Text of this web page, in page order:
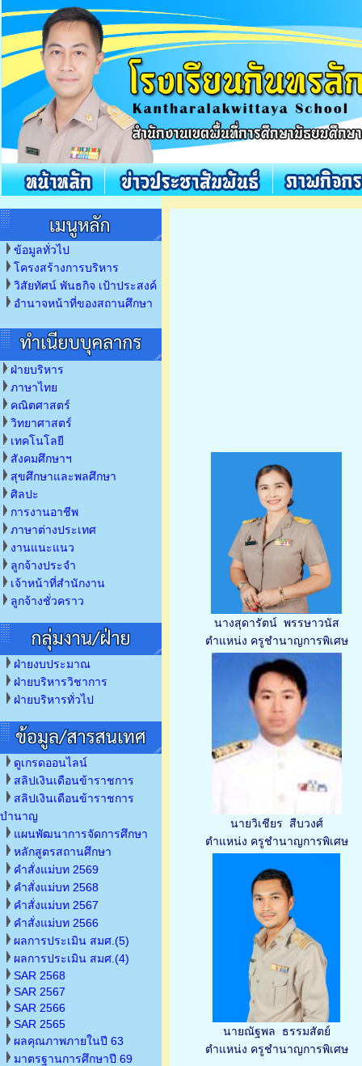
ข้อมูลทั่วไป
โครงสร้างการบริหาร
วิสัยทัศน์ พันธกิจ เป้าประสงค์
อำนาจหน้าที่ของสถานศึกษา
ฝ่ายบริหาร
ภาษาไทย
คณิตศาสตร์
วิทยาศาสตร์
เทคโนโลยี
สังคมศึกษาฯ
สุขศึกษาและพลศึกษา
ศิลปะ
การงานอาชีพ
ภาษาต่างประเทศ
งานแนะแนว
ลูกจ้างประจำ
เจ้าหน้าที่สำนักงาน
ลูกจ้างชั่วคราว
ฝ่ายงบประมาณ
ฝ่ายบริหารวิชาการ
ฝ่ายบริหารทั่วไป
ดูเกรดออนไลน์
สลิปเงินเดือนข้าราชการ
สลิปเงินเดือนข้าราชการ
บำนาญ
แผนพัฒนาการจัดการศึกษา
หลักสูตรสถานศึกษา
คำสั่งแม่บท 2569
คำสั่งแม่บท 2568
คำสั่งแม่บท 2567
คำสั่งแม่บท 2566
ผลการประเมิน สมศ.(5)
ผลการประเมิน สมศ.(4)
SAR 2568
SAR 2567
SAR 2566
SAR 2565
ผลคุณภาพภายในปี 63
มาตรฐานการศึกษาปี 69
นางสุดารัตน์ พรรษาวนัส
ตำแหน่ง ครูชำนาญการพิเศษ
นายวิเชียร สืบวงศ์
ตำแหน่ง ครูชำนาญการพิเศษ
นายณัฐพล ธรรมสัตย์
ตำแหน่ง ครูชำนาญการพิเศษ